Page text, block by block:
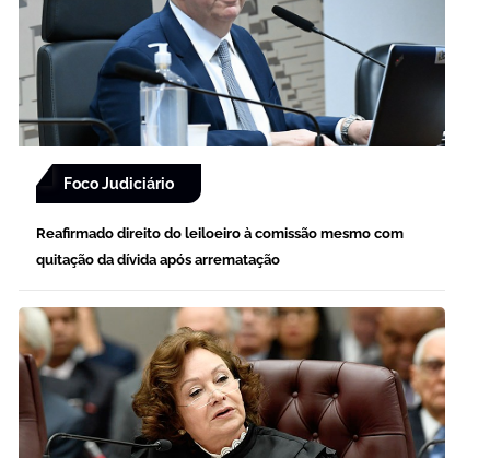
Foco Judiciário
Reafirmado direito do leiloeiro à comissão mesmo com
quitação da dívida após arrematação